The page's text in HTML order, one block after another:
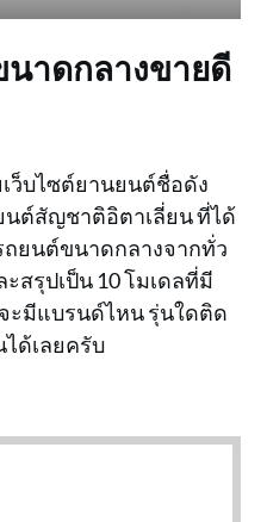
าดกลางขายดี
ว็บไซต์ยานยนต์ชื่อดัง
นต์สัญชาติอิตาเลี่ยน ที่ได้
ยนต์ขนาดกลางจากทั่ว
สรุปเป็น 10 โมเดลที่มี
ะมีแบรนด์ไหน รุ่นใดติด
ด้เลยครับ